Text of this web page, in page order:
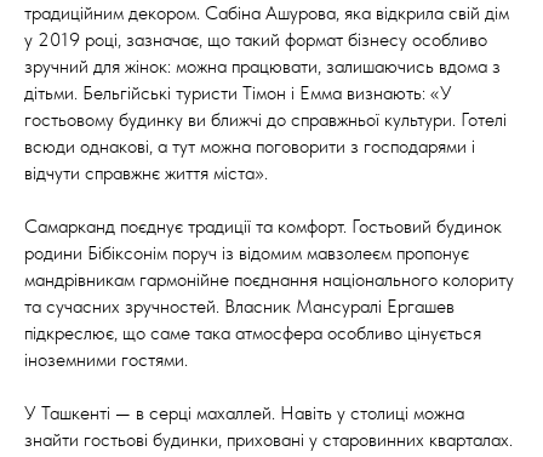
традиційним декором. Сабіна Ашурова, яка відкрила свій дім
у 2019 році, зазначає, що такий формат бізнесу особливо
зручний для жінок: можна працювати, залишаючись вдома з
дітьми. Бельгійські туристи Тімон і Емма визнають: «У
гостьовому будинку ви ближчі до справжньої культури. Готелі
всюди однакові, а тут можна поговорити з господарями і
відчути справжнє життя міста».
Самарканд поєднує традиції та комфорт. Гостьовий будинок
родини Бібіксонім поруч із відомим мавзолеєм пропонує
мандрівникам гармонійне поєднання національного колориту
та сучасних зручностей. Власник Мансуралі Ергашев
підкреслює, що саме така атмосфера особливо цінується
іноземними гостями.
У Ташкенті — в серці махаллей. Навіть у столиці можна
знайти гостьові будинки, приховані у старовинних кварталах.